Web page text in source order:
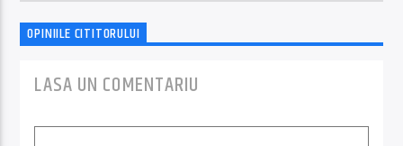
OPINIILE CITITORULUI
LASA UN COMENTARIU